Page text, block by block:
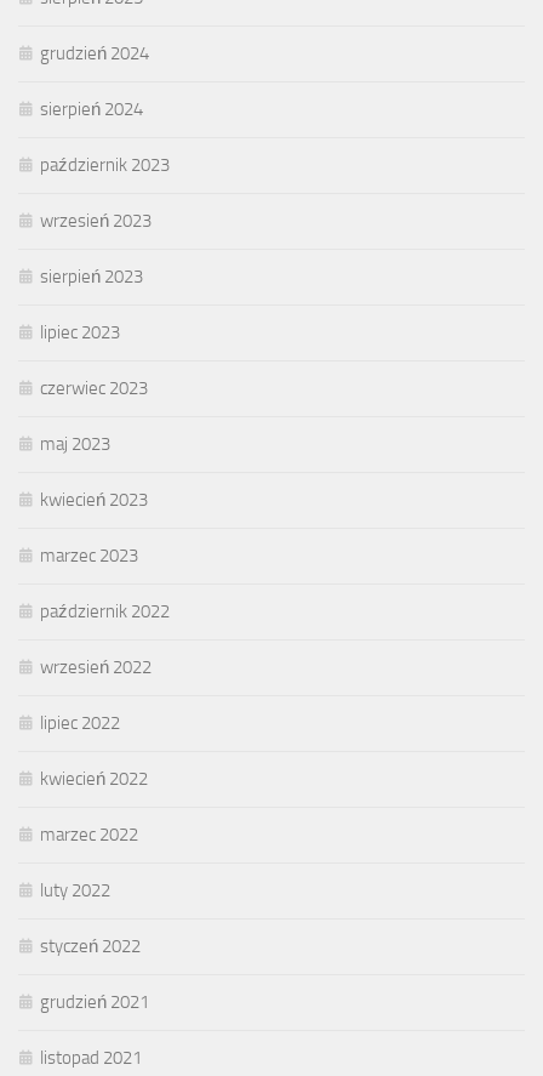
grudzień 2024
sierpień 2024
październik 2023
wrzesień 2023
sierpień 2023
lipiec 2023
czerwiec 2023
maj 2023
kwiecień 2023
marzec 2023
październik 2022
wrzesień 2022
lipiec 2022
kwiecień 2022
marzec 2022
luty 2022
styczeń 2022
grudzień 2021
listopad 2021